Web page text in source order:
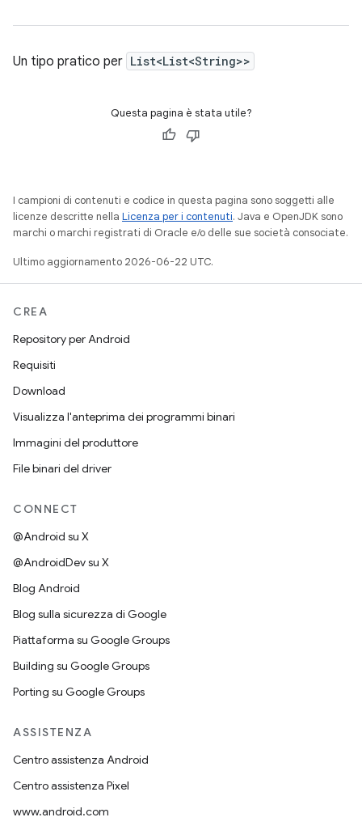
Un tipo pratico per List<List<String>>
Questa pagina è stata utile?
I campioni di contenuti e codice in questa pagina sono soggetti alle
licenze descritte nella Licenza per i contenuti. Java e OpenJDK sono
marchi o marchi registrati di Oracle e/o delle sue società consociate.
Ultimo aggiornamento 2026-06-22 UTC.
CREA
Repository per Android
Requisiti
Download
Visualizza l'anteprima dei programmi binari
Immagini del produttore
File binari del driver
CONNECT
@Android su X
@AndroidDev su X
Blog Android
Blog sulla sicurezza di Google
Piattaforma su Google Groups
Building su Google Groups
Porting su Google Groups
ASSISTENZA
Centro assistenza Android
Centro assistenza Pixel
www.android.com